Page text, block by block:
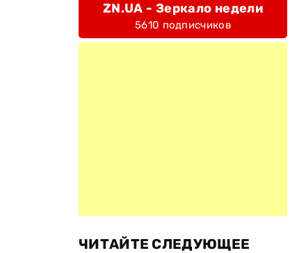
ZN.UA - Зеркало недели
5610 подписчиков
ЧИТАЙТЕ СЛЕДУЮЩЕЕ